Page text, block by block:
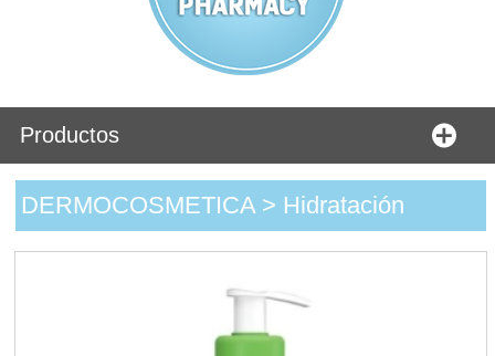
Productos
DERMOCOSMETICA > Hidratación